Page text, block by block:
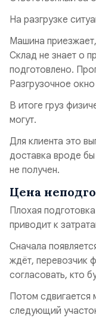
На разгрузке
Машина приезжает,
Склад не знает о
подготовлено.
Разгрузочное
В итоге груз
могут.
Для клиента это
доставка вроде бы
не получен.
Цена
Плохая
приводит к
Сначала
ждёт, перевозчик
согласовать, кто
Потом сдвигается
следующий